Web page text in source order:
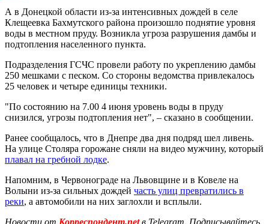
А в Донецкой области из-за интенсивных дождей в селе
Клещеевка Бахмутского района произошло поднятие уровня
воды в местном пруду. Возникла угроза разрушения дамбы и
подтопления населенного пункта.
Подразделения ГСЧС провели работу по укреплению дамбы
250 мешками с песком. Со стороны ведомства привлекалось
25 человек и четыре единицы техники.
"По состоянию на 7.00 4 июня уровень воды в пруду
снизился, угрозы подтопления нет", – сказано в сообщении.
Ранее сообщалось, что в Днепре два дня подряд шел ливень.
На улице Столяра горожане сняли на видео мужчину, который
плавал на гребной лодке.
Напомним, в Червонограде на Львовщине и в Ковеле на
Волыни из-за сильных дождей часть улиц превратились в
реки, а автомобили на них заглохли и всплыли.
Новости от Корреспондент.netв Telegram. Подписывайтесь